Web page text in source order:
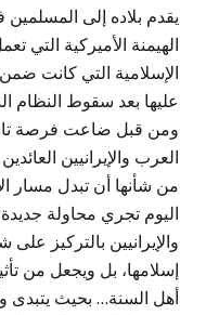
يقدم بلاده إلى
الهيمنة الأميركية التي
الإسلامية التي كانت
عليها بعد سقوط النظام
ومن قبل ضاعت فرصة
العرب والإيرانيين
من شأنها أن تبدل مسار
اليوم تجري محاولة
والإيرانيين بالتركيز
إسلامها، بل ويجعل من
أهل السنة… بحيث يتبدى